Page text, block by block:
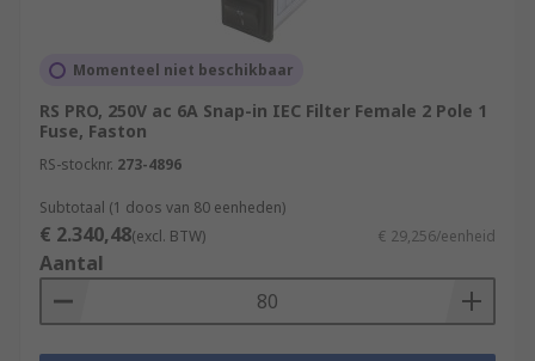
Momenteel niet beschikbaar
RS PRO, 250V ac 6A Snap-in IEC Filter Female 2 Pole 1
Fuse, Faston
RS-stocknr. 273-4896
Subtotaal (1 doos van 80 eenheden)
€ 2.340,48(excl. BTW) € 29,256/eenheid
Aantal